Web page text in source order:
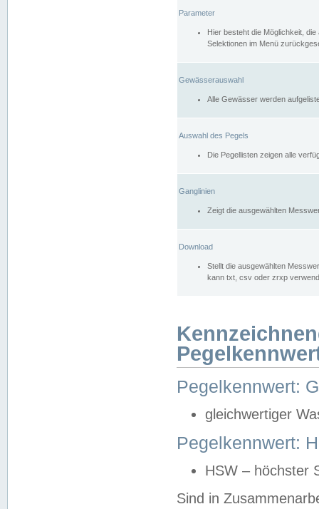
Parameter
Hier besteht die Möglichkeit,
Selektionen im Menü
Gewässerauswahl
Alle Gewässer werden
Auswahl des Pegels
Die Pegellisten zeigen alle
Ganglinien
Zeigt die ausgewählten
Download
Stellt die ausgewählten
kann txt, csv oder zrxp
Pegelkennwert:
gleichwertiger
Pegelkennwert:
HSW – höchster
Sind in